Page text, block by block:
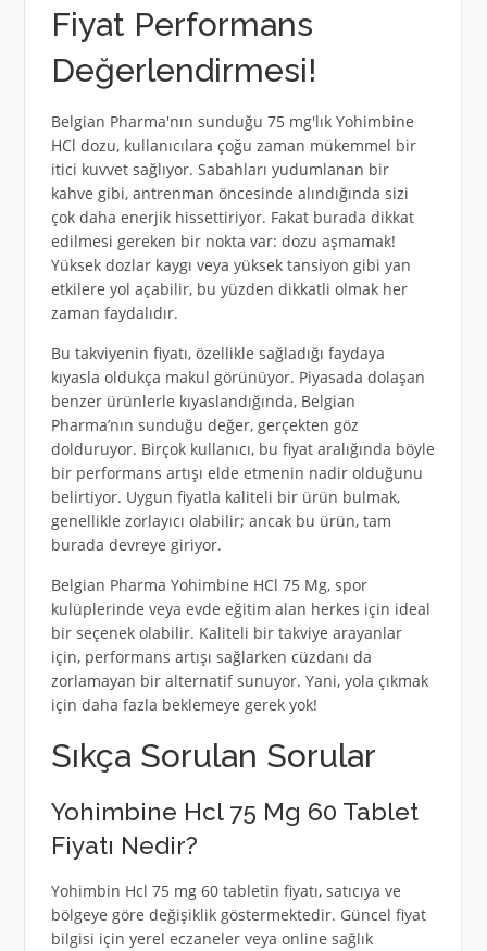
Fiyat Performans
Değerlendirmesi!
Belgian Pharma'nın sunduğu 75 mg'lık Yohimbine
HCl dozu, kullanıcılara çoğu zaman mükemmel bir
itici kuvvet sağlıyor. Sabahları yudumlanan bir
kahve gibi, antrenman öncesinde alındığında sizi
çok daha enerjik hissettiriyor. Fakat burada dikkat
edilmesi gereken bir nokta var: dozu aşmamak!
Yüksek dozlar kaygı veya yüksek tansiyon gibi yan
etkilere yol açabilir, bu yüzden dikkatli olmak her
zaman faydalıdır.
Bu takviyenin fiyatı, özellikle sağladığı faydaya
kıyasla oldukça makul görünüyor. Piyasada dolaşan
benzer ürünlerle kıyaslandığında, Belgian
Pharma’nın sunduğu değer, gerçekten göz
dolduruyor. Birçok kullanıcı, bu fiyat aralığında böyle
bir performans artışı elde etmenin nadir olduğunu
belirtiyor. Uygun fiyatla kaliteli bir ürün bulmak,
genellikle zorlayıcı olabilir; ancak bu ürün, tam
burada devreye giriyor.
Belgian Pharma Yohimbine HCl 75 Mg, spor
kulüplerinde veya evde eğitim alan herkes için ideal
bir seçenek olabilir. Kaliteli bir takviye arayanlar
için, performans artışı sağlarken cüzdanı da
zorlamayan bir alternatif sunuyor. Yani, yola çıkmak
için daha fazla beklemeye gerek yok!
Sıkça Sorulan Sorular
Yohimbine Hcl 75 Mg 60 Tablet
Fiyatı Nedir?
Yohimbin Hcl 75 mg 60 tabletin fiyatı, satıcıya ve
bölgeye göre değişiklik göstermektedir. Güncel fiyat
bilgisi için yerel eczaneler veya online sağlık